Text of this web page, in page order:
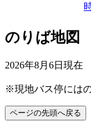
のりば地図
2026年8月6日 現在
※現地バス停には
ページの先頭へ戻る